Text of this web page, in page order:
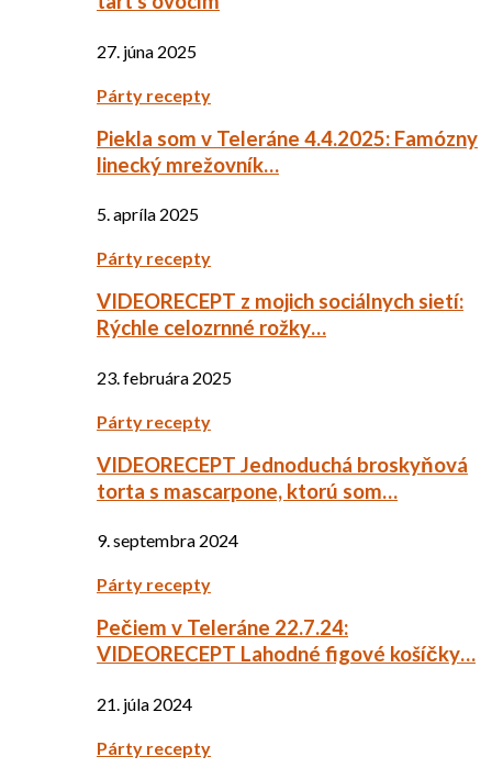
27. júna 2025
Párty recepty
Piekla som v Teleráne 4.4.2025: Famózny
linecký mrežovník…
5. apríla 2025
Párty recepty
VIDEORECEPT z mojich sociálnych sietí:
Rýchle celozrnné rožky…
23. februára 2025
Párty recepty
VIDEORECEPT Jednoduchá broskyňová
torta s mascarpone, ktorú som…
9. septembra 2024
Párty recepty
Pečiem v Teleráne 22.7.24:
VIDEORECEPT Lahodné figové košíčky…
21. júla 2024
Párty recepty